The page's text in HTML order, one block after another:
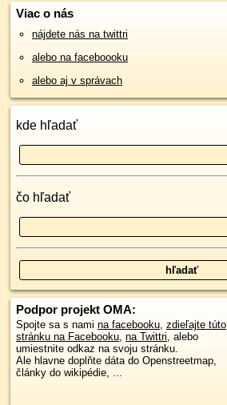
Viac o nás
nájdete nás na twittri
alebo na faceboooku
alebo aj v správach
kde hľadať
čo hľadať
Podpor projekt OMA:
Spojte sa s nami na facebooku, zdieľajte túto
stránku na Facebooku, na Twittri, alebo
umiestnite odkaz na svoju stránku.
Ale hlavne doplňte dáta do Openstreetmap,
články do wikipédie, ...